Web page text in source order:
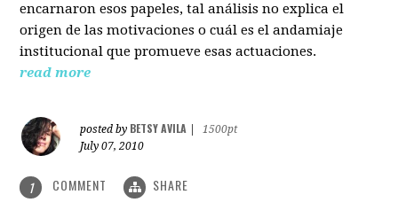
encarnaron esos papeles, tal análisis no explica el
origen de las motivaciones o cuál es el andamiaje
institucional que promueve esas actuaciones.
read more
posted by BETSY AVILA
1500pt
July 07, 2010
1 COMMENT SHARE